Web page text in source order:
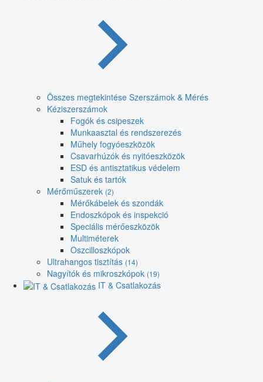
Összes megtekintése Szerszámok & Mérés
Kéziszerszámok
Fogók és csipeszek
Munkaasztal és rendszerezés
Műhely fogyóeszközök
Csavarhúzók és nyitóeszközök
ESD és antisztatikus védelem
Satuk és tartók
Mérőműszerek (2)
Mérőkábelek és szondák
Endoszkópok és inspekció
Speciális mérőeszközök
Multiméterek
Oszcilloszkópok
Ultrahangos tisztítás (14)
Nagyítók és mikroszkópok (19)
IT & Csatlakozás